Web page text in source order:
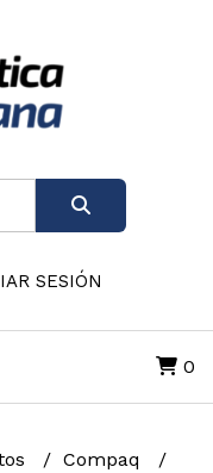
SESIÓN
0
Compaq